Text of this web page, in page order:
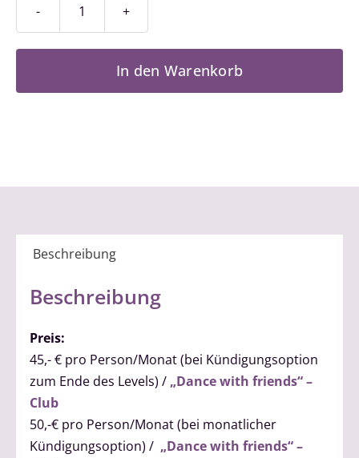
Bronze-
In den Warenkorb
Beschreibung
Beschreibung
Preis:
45,- € pro Person/Monat (bei Kündigungsoption
zum Ende des Levels) / „Dance with friends“ –
Club
50,-€ pro Person/Monat (bei monatlicher
Kündigungsoption) / „Dance with friends“ –